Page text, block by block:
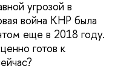
угрозой в
война КНР была
еще в 2018 году.
готов к